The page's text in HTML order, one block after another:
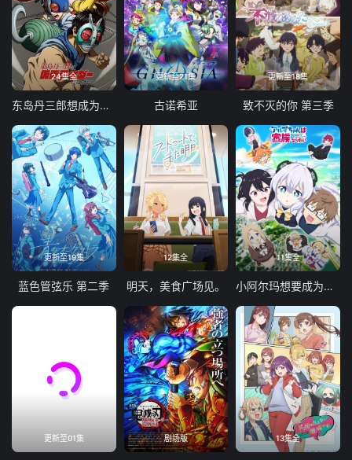
24集全
东岛丹三郎想成为假面骑士
更新至21集
古诺希亚
更新至18集
致不灭的你 第三季
更新至19集
蓝色管弦乐 第二季
12集全
明天，美食广场见。
11集全
小阿尔玛想要成为家人
更新至01集 剧场版 13集全